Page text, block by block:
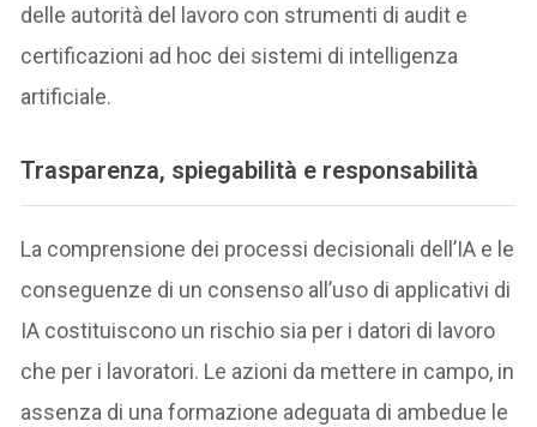
delle autorità del lavoro con strumenti di audit e
certificazioni ad hoc dei sistemi di intelligenza
artificiale.
Trasparenza, spiegabilità e responsabilità
La comprensione dei processi decisionali dell’IA e le
conseguenze di un consenso all’uso di applicativi di
IA costituiscono un rischio sia per i datori di lavoro
che per i lavoratori. Le azioni da mettere in campo, in
assenza di una formazione adeguata di ambedue le